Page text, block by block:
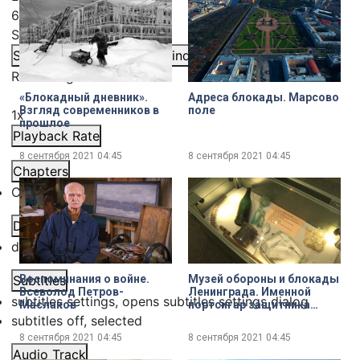
6.22%
Stream TypeLIVE
Seek to live, currently behind liveLIVE
Remaining Time
4:15
1x
Playback Rate
Chapters
Chapters
Descriptions
descriptions off, selected
Subtitles
subtitles settings, opens subtitles settings dialog
subtitles off, selected
Audio Track
«Блокадный дневник».
Взгляд современников в
прошлое
8 сентября 2021 04:45
Адреса блокады. Марсово
поле
8 сентября 2021 04:45
Воспоминания о войне.
Всеволод Петров-
Маслаков
8 сентября 2021 04:45
Музей обороны и блокады
Ленинграда. Именной
портсигар защитника
поисковиков — музею
8 сентября 2021 04:45